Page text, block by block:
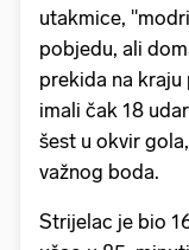
utakmice,
pobjedu, ali
prekida na kraju
imali čak 18
šest u okvir
važnog boda.
Strijelac je bio